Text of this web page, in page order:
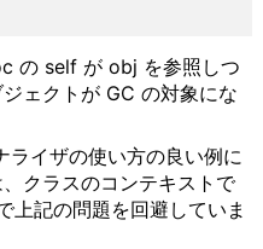
の self が obj を参照しつ
ェクトが GC の対象にな
ライザの使い方の良い例に
クラスのコンテキストで
上記の問題を回避していま